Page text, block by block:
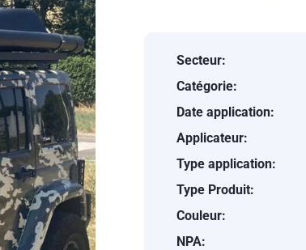
Secteur:
Catégorie:
Date application:
Applicateur:
Type application:
Type Produit:
Couleur:
NPA: